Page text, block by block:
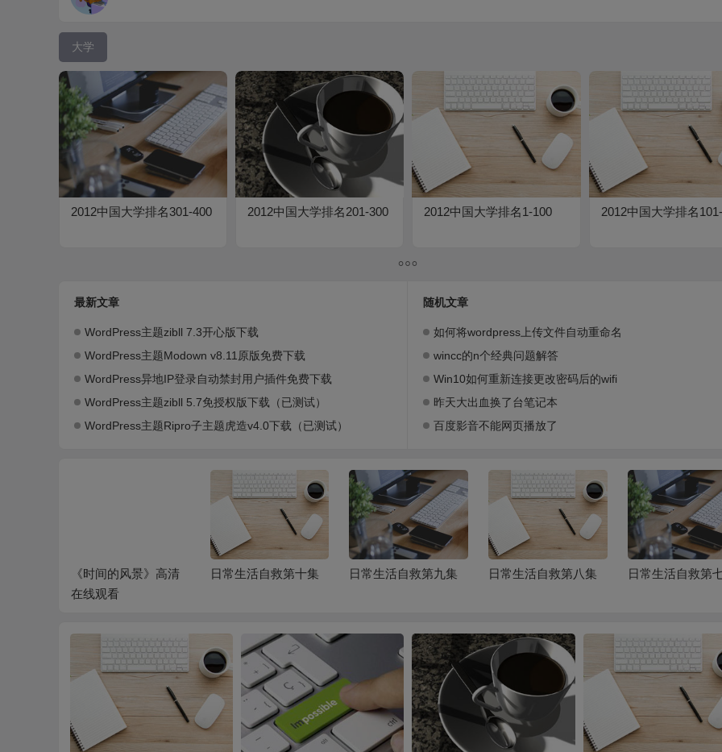
大学
2012中国大学排名301-400 2012中国大学排名201-300 2012中国大学排名1-100 2012中国大学排名
最新文章
WordPress主题zibll 7.3开心版下载
WordPress主题Modown v8.11原版免费下载
WordPress异地IP登录自动禁封用户插件免费下载
WordPress主题zibll 5.7免授权版下载（已测试）
WordPress主题Ripro子主题虎造v4.0下载（已测试）
随机文章
如何将wordpress上传文件自动重命名
wincc的n个经典问题解答
Win10如何重新连接更改密码后的wifi
昨天大出血换了台笔记本
百度影音不能网页播放了
《时间的风景》高清
在线观看
日常生活自救第十集 日常生活自救第九集 日常生活自救第八集 日常生活自救第